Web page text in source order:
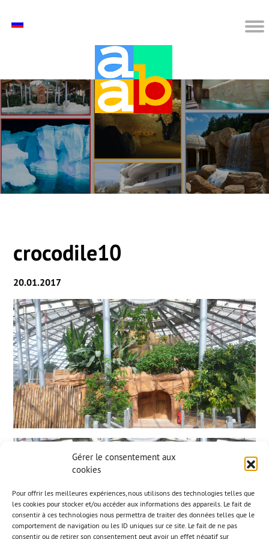
Gérer le consentement aux
cookies
Pour offrir les meilleures expériences, nous utilisons des technologies telles que
les cookies pour stocker et/ou accéder aux informations des appareils. Le fait de
consentir à ces technologies nous permettra de traiter des données telles que le
comportement de navigation ou les ID uniques sur ce site. Le fait de ne pas
consentir ou de retirer son consentement peut avoir un effet négatif sur
crocodile10
20.01.2017